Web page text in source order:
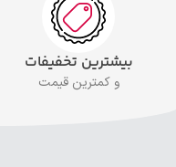
بیشترین تخفیفات
و کمترین قیمت